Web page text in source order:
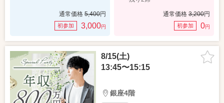
通常価格 5,400円
初参加 3,000円
通常価格 3,200円
初参加 0円
8/15(土)
13:45〜15:15
銀座4階